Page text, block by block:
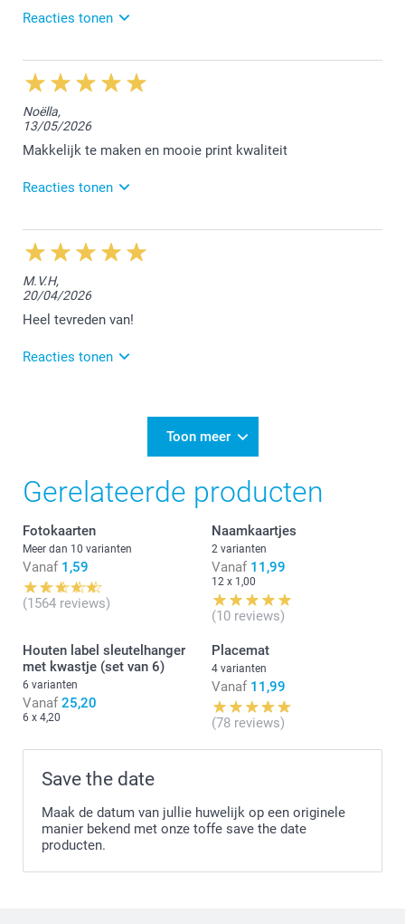
Reacties tonen
17/06/2026
13:07
Beste Bert,
Wat fijn dat je tevreden bent met de placemats. We
waarderen jouw feedback.
Lucie@smartphoto
Noëlla,
13/05/2026
Makkelijk te maken en mooie print kwaliteit
Reacties tonen
28/05/2026
12:00
Dag Noëlla,
Bedankt voor jouw mooie 5 sterren review. We
vonden het fijn jouw bestelling te mogen afwerken.
Nathalie @smartphoto
M.V.H,
20/04/2026
Heel tevreden van!
Reacties tonen
placemats. Geniet van de leuke herinneringen.
Nathalie @smartphoto
Toon meer
Gerelateerde producten
Fotokaarten
Meer dan 10 varianten
Vanaf 1,59
(1564 reviews)
Naamkaartjes
2 varianten
Vanaf 11,99
12 x 1,00
(10 reviews)
Houten label sleutelhanger
met kwastje (set van 6)
6 varianten
Vanaf 25,20
6 x 4,20
Placemat
4 varianten
Vanaf 11,99
(78 reviews)
Save the date
Maak de datum van jullie huwelijk op een originele
manier bekend met onze toffe save the date
producten.